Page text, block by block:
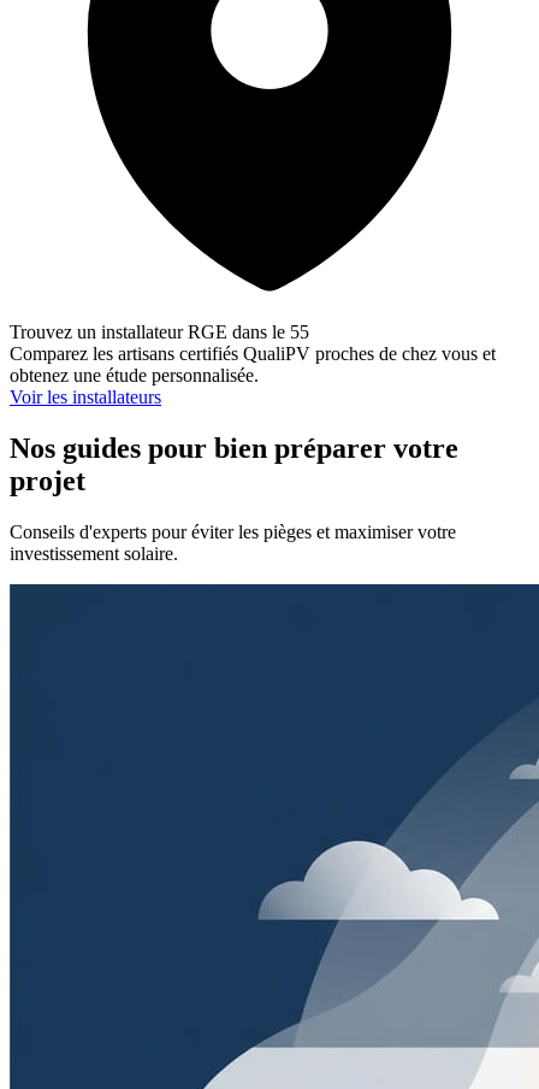
Trouvez un installateur RGE dans le 55
Comparez les artisans certifiés QualiPV proches de chez vous et
obtenez une étude personnalisée.
Voir les installateurs
Nos guides pour bien préparer votre
projet
Conseils d'experts pour éviter les pièges et maximiser votre
investissement solaire.